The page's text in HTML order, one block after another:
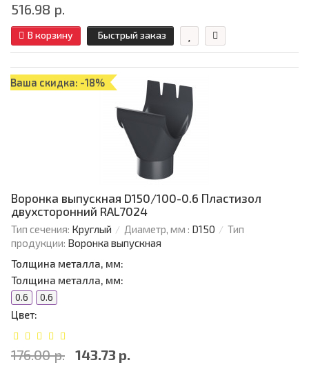
516.98 р.
В корзину Быстрый заказ
Ваша скидка: -18%
Воронка выпускная D150/100-0.6 Пластизол
двухсторонний RAL7024
Тип сечения: Круглый Диаметр, мм : D150
Тип
продукции: Воронка выпускная
Толщина металла, мм:
Толщина металла, мм:
0.6 0.6
Цвет:
176.00 р. 143.73 р.